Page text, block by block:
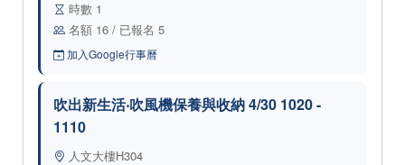
時數 1
名額 16 / 已報名 5
加入Google行事曆
吹出新生活‧吹風機保養與收納 4/30 1020 -
1110
人文大樓H304